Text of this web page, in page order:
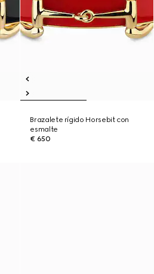
Brazalete rígido Horsebit con
esmalte
€ 650